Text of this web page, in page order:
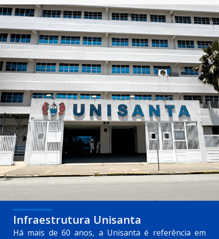
Infraestrutura Unisanta
Há mais de 60 anos, a Unisanta é referência em